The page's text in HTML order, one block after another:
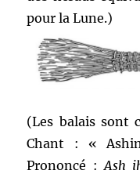
pour la Lune.)
(Les balais sont
Chant : «
Prononcé : Ash